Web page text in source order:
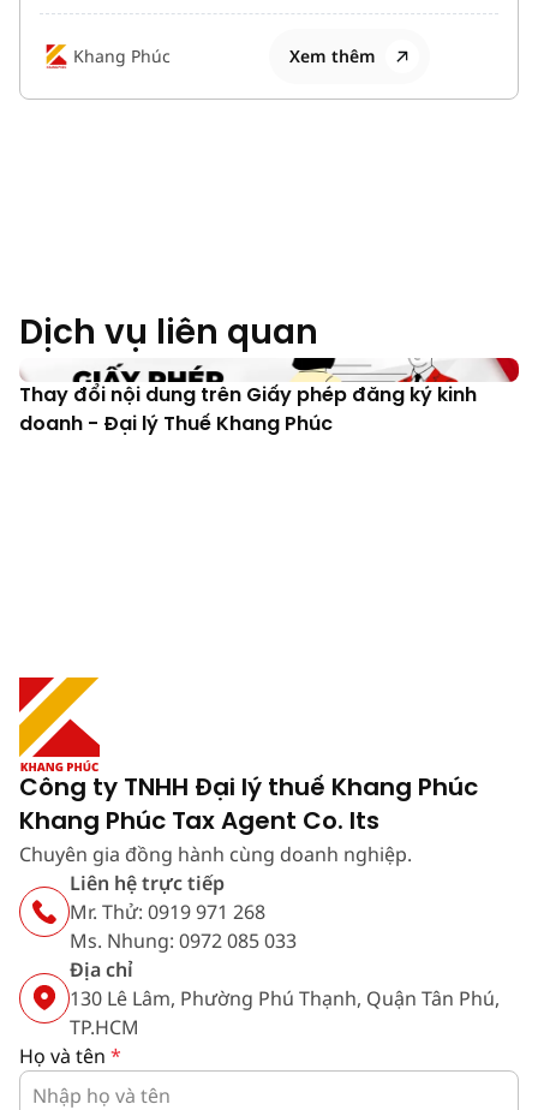
Khang Phúc Xem thêm
Dịch vụ liên quan
Thay đổi nội dung trên Giấy phép đăng ký kinh
doanh - Đại lý Thuế Khang Phúc
Công ty TNHH Đại lý thuế Khang Phúc
Khang Phúc Tax Agent Co. lts
Chuyên gia đồng hành cùng doanh nghiệp.
Liên hệ trực tiếp
Mr. Thử: 0919 971 268
Ms. Nhung: 0972 085 033
Địa chỉ
130 Lê Lâm, Phường Phú Thạnh, Quận Tân Phú,
TP.HCM
Họ và tên *